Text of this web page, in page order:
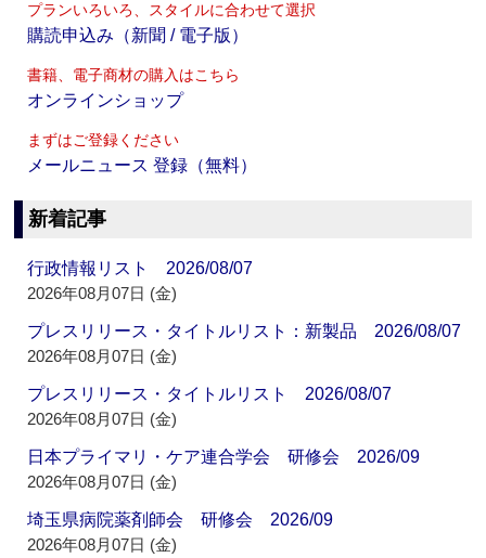
プランいろいろ、スタイルに合わせて選択
購読申込み（新聞 / 電子版）
書籍、電子商材の購入はこちら
オンラインショップ
まずはご登録ください
メールニュース 登録（無料）
新着記事
行政情報リスト 2026/08/07
2026年08月07日 (金)
プレスリリース・タイトルリスト：新製品 2026/08/07
2026年08月07日 (金)
プレスリリース・タイトルリスト 2026/08/07
2026年08月07日 (金)
日本プライマリ・ケア連合学会 研修会 2026/09
2026年08月07日 (金)
埼玉県病院薬剤師会 研修会 2026/09
2026年08月07日 (金)